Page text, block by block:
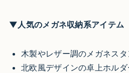
▼人気のメガネ収納系アイテム
木製やレザー調のメガネスタ
北欧風デザインの卓上ホルダ